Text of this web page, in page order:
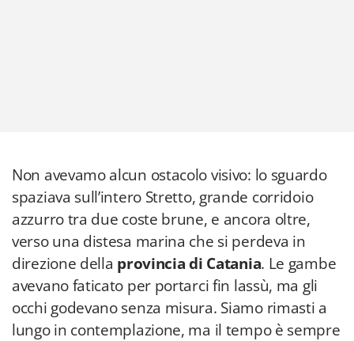
Non avevamo alcun ostacolo visivo: lo sguardo
spaziava sull’intero Stretto, grande corridoio
azzurro tra due coste brune, e ancora oltre,
verso una distesa marina che si perdeva in
direzione della provincia di Catania. Le gambe
avevano faticato per portarci fin lassù, ma gli
occhi godevano senza misura. Siamo rimasti a
lungo in contemplazione, ma il tempo è sempre